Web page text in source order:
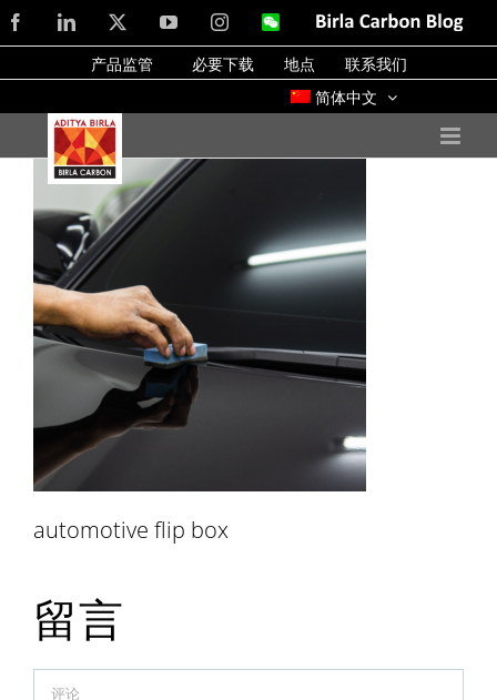
Skip
to
content
FacebookLinkedIn YouTubeInstagramWeChatBirla
Blog
产品监管 必要下载 地点
联系我们
简体中文
automotive flip box
留言
Comment